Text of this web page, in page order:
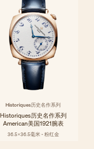
Historiques历史名作系列
Historiques历史名作系列
American美国1921腕表
36.5x36.5毫米 - 粉红金